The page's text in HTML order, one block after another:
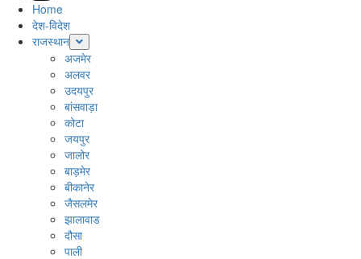
Home
देश-विदेश
राजस्थान
अजमेर
अलवर
उदयपुर
बांसवाड़ा
कोटा
जयपुर
जालोर
बाड़मेर
बीकानेर
जैसलमेर
झालावाड
दौसा
पाली